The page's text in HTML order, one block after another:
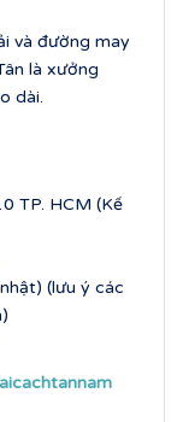
và đường may
là xưởng
dài.
TP. HCM (Kế
(lưu ý các